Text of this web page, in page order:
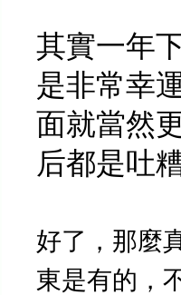
其實一年
是非常幸
面就當然
后都是吐
好了，那麼
東是有的，